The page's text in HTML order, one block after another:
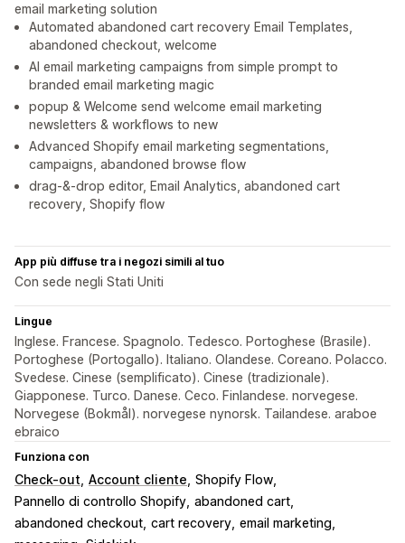
email marketing solution
Automated abandoned cart recovery Email Templates,
abandoned checkout, welcome
AI email marketing campaigns from simple prompt to
branded email marketing magic
popup & Welcome send welcome email marketing
newsletters & workflows to new
Advanced Shopify email marketing segmentations,
campaigns, abandoned browse flow
drag-&-drop editor, Email Analytics, abandoned cart
recovery, Shopify flow
App più diffuse tra i negozi simili al tuo
Con sede negli Stati Uniti
Lingue
Inglese. Francese. Spagnolo. Tedesco. Portoghese (Brasile).
Portoghese (Portogallo). Italiano. Olandese. Coreano. Polacco.
Svedese. Cinese (semplificato). Cinese (tradizionale).
Giapponese. Turco. Danese. Ceco. Finlandese. norvegese.
Norvegese (Bokmål). norvegese nynorsk. Tailandese. araboe
ebraico
Funziona con
Check-out Account cliente Shopify Flow
Pannello di controllo Shopify abandoned cart
abandoned checkout cart recovery email marketing